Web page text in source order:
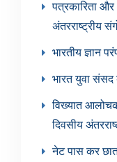
पत्रकारिता और
अंतरराष्ट्रीय
भारतीय ज्ञान
भारत युवा
विख्यात
दिवसीय
नेट पास कर